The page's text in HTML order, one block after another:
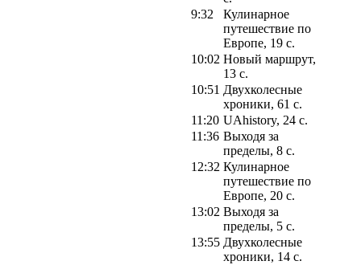
9:32
Кулинарное
путешествие по
Европе, 19 с.
10:02 Новый маршрут,
13 с.
10:51 Двухколесные
хроники, 61 с.
11:20 UAhistory, 24 с.
11:36 Выходя за
пределы, 8 с.
12:32 Кулинарное
путешествие по
Европе, 20 с.
13:02 Выходя за
пределы, 5 с.
13:55 Двухколесные
хроники, 14 с.